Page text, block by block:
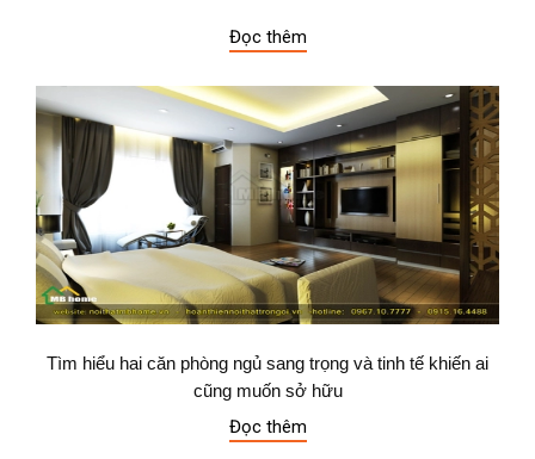
Đọc thêm
Tìm hiểu hai căn phòng ngủ sang trọng và tinh tế khiến ai
cũng muốn sở hữu
Đọc thêm